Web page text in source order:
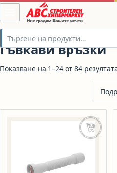
Гъвкави връзки
Показване на 1–24 от 84 резултата